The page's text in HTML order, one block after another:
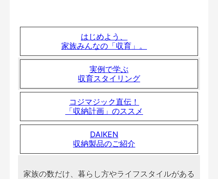
はじめよう、
家族みんなの「収育」。
実例で学ぶ
収育スタイリング
コジマジック直伝！
「収納計画」のススメ
DAIKEN
収納製品のご紹介
家族の数だけ、暮らし方やライフスタイルがある